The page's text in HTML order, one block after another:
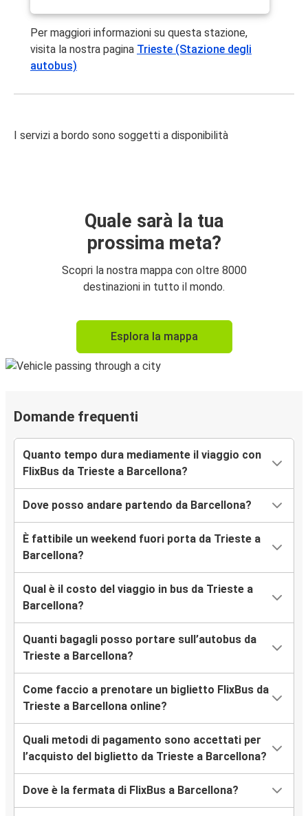
Per maggiori informazioni su questa stazione,
visita la nostra pagina Trieste (Stazione degli
autobus)
I servizi a bordo sono soggetti a disponibilità
Quale sarà la tua
prossima meta?
Scopri la nostra mappa con oltre 8000
destinazioni in tutto il mondo.
Esplora la mappa
Domande frequenti
Quanto tempo dura mediamente il viaggio con
FlixBus da Trieste a Barcellona?
Dove posso andare partendo da Barcellona?
È fattibile un weekend fuori porta da Trieste a
Barcellona?
Qual è il costo del viaggio in bus da Trieste a
Barcellona?
Quanti bagagli posso portare sull’autobus da
Trieste a Barcellona?
Come faccio a prenotare un biglietto FlixBus da
Trieste a Barcellona online?
Quali metodi di pagamento sono accettati per
l’acquisto del biglietto da Trieste a Barcellona?
Dove è la fermata di FlixBus a Barcellona?